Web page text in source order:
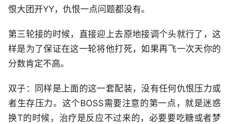
恨大团开YY，仇恨一点问题都没有。
第三轮接的时候，直接迎上去原地接调个头就行了，这
样是为了保证在这一轮将他打死，如果再飞一次天你的
分数肯定不高。
双子：同样是上面的这一套配装，没有任何仇恨压力或
者生存压力。这个BOSS需要注意的第一点，就是迷惑
换T的时候，治疗是反应不过来的，必要要吃糖或者梦